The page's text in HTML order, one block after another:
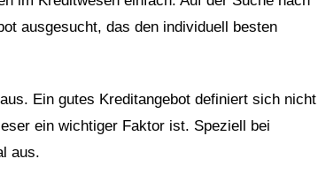
ausgesucht, das den individuell besten
Ein gutes Kreditangebot definiert sich nicht
ein wichtiger Faktor ist. Speziell bei
aus.